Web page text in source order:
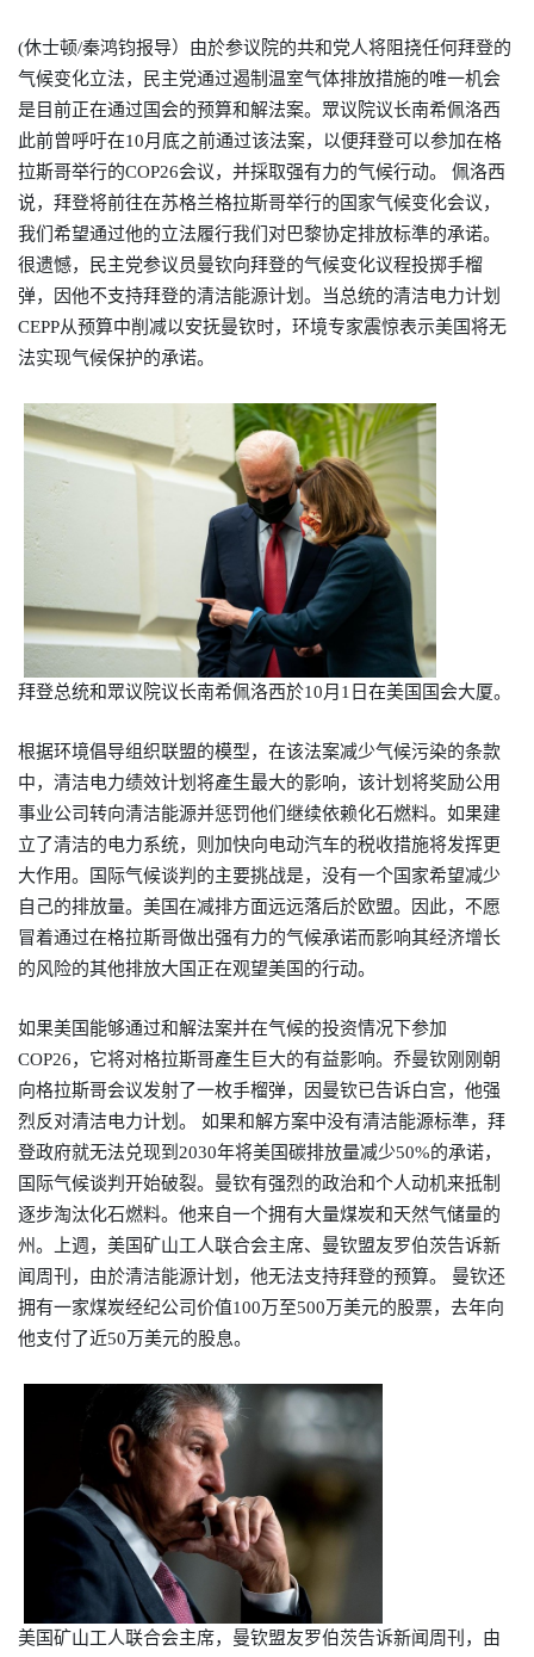
(休士顿/秦鸿钧报导）由於参议院的共和党人将阻挠任何拜登的
气候变化立法，民主党通过遏制温室气体排放措施的唯一机会
是目前正在通过国会的预算和解法案。眾议院议长南希佩洛西
此前曾呼吁在10月底之前通过该法案，以便拜登可以参加在格
拉斯哥举行的COP26会议，并採取强有力的气候行动。 佩洛西
说，拜登将前往在苏格兰格拉斯哥举行的国家气候变化会议，
我们希望通过他的立法履行我们对巴黎协定排放标準的承诺。
很遗憾，民主党参议员曼钦向拜登的气候变化议程投掷手榴
弹，因他不支持拜登的清洁能源计划。当总统的清洁电力计划
CEPP从预算中削减以安抚曼钦时，环境专家震惊表示美国将无
法实现气候保护的承诺。
拜登总统和眾议院议长南希佩洛西於10月1日在美国国会大厦。
根据环境倡导组织联盟的模型，在该法案减少气候污染的条款
中，清洁电力绩效计划将產生最大的影响，该计划将奖励公用
事业公司转向清洁能源并惩罚他们继续依赖化石燃料。如果建
立了清洁的电力系统，则加快向电动汽车的税收措施将发挥更
大作用。国际气候谈判的主要挑战是，没有一个国家希望减少
自己的排放量。美国在减排方面远远落后於欧盟。因此，不愿
冒着通过在格拉斯哥做出强有力的气候承诺而影响其经济增长
的风险的其他排放大国正在观望美国的行动。
如果美国能够通过和解法案并在气候的投资情况下参加
COP26，它将对格拉斯哥產生巨大的有益影响。乔曼钦刚刚朝
向格拉斯哥会议发射了一枚手榴弹，因曼钦已告诉白宫，他强
烈反对清洁电力计划。 如果和解方案中没有清洁能源标準，拜
登政府就无法兑现到2030年将美国碳排放量减少50%的承诺，
国际气候谈判开始破裂。曼钦有强烈的政治和个人动机来抵制
逐步淘汰化石燃料。他来自一个拥有大量煤炭和天然气储量的
州。上週，美国矿山工人联合会主席、曼钦盟友罗伯茨告诉新
闻周刊，由於清洁能源计划，他无法支持拜登的预算。
曼钦还
拥有一家煤炭经纪公司价值100万至500万美元的股票，去年向
他支付了近50万美元的股息。
美国矿山工人联合会主席，曼钦盟友罗伯茨告诉新闻周刊，由